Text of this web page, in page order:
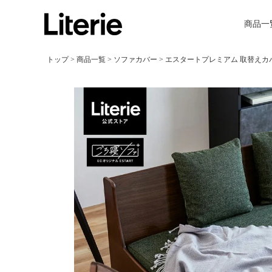
商品一
トップ 商品一覧 ソファカバー エスタートプレミアム 取替えカ